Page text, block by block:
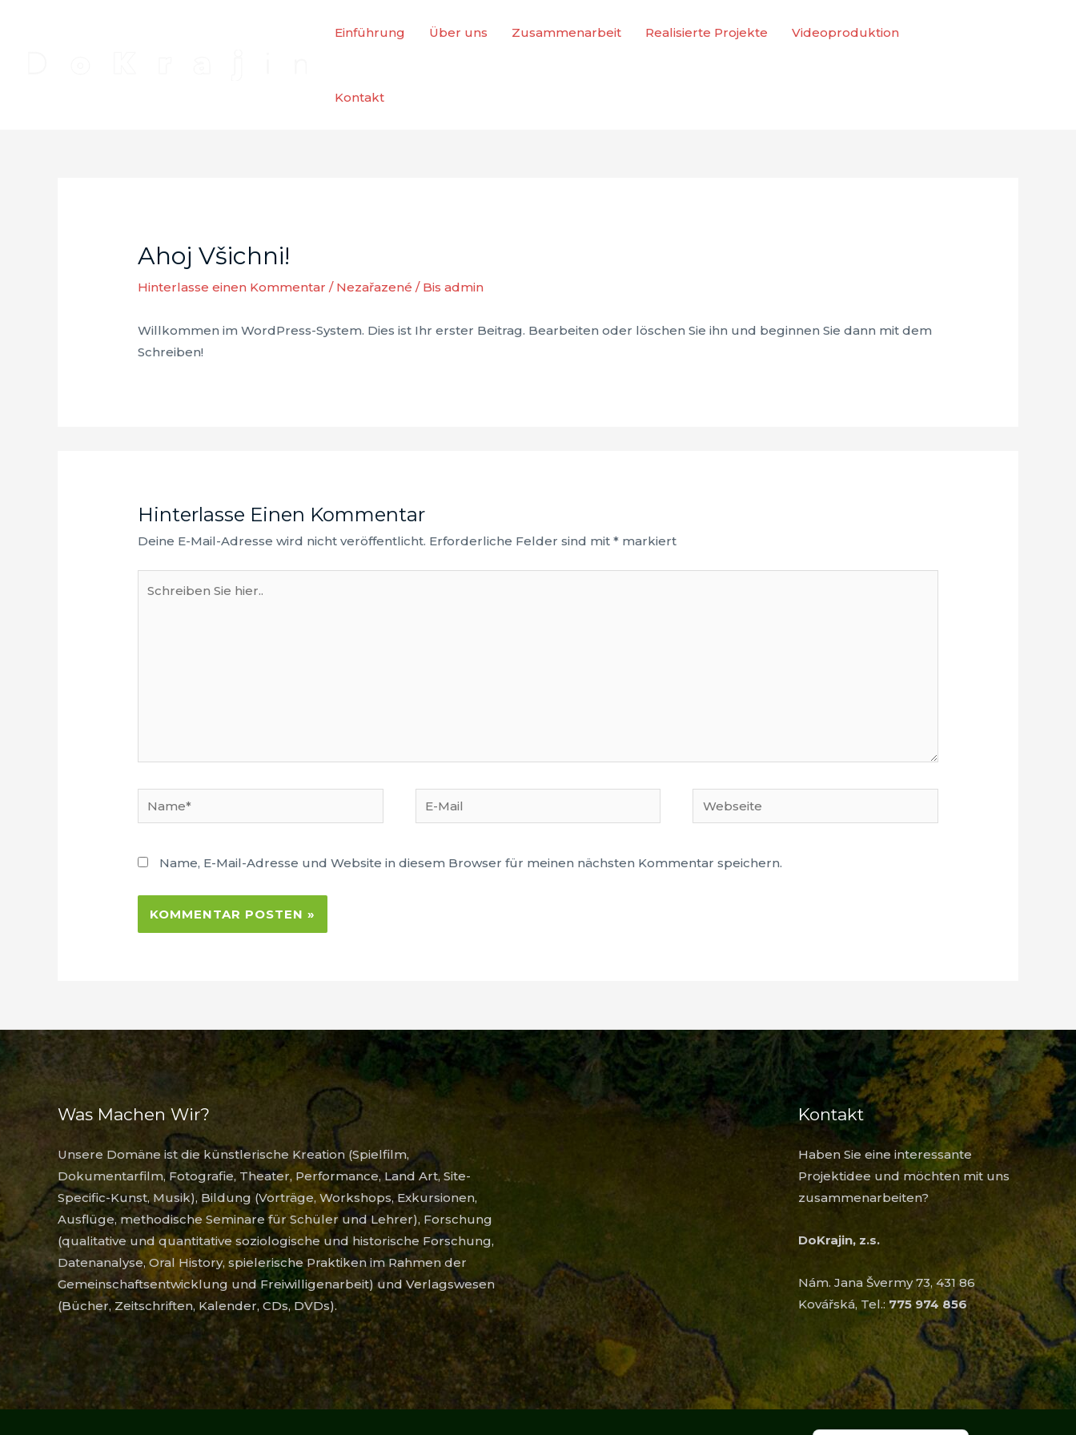
Einführung Über uns Zusammenarbeit Realisierte Projekte Videoproduktion
Kontakt
Ahoj Všichni!
Hinterlasse einen Kommentar / Nezařazené / Bisadmin
Willkommen im WordPress-System. Dies ist Ihr erster Beitrag. Bearbeiten oder löschen Sie ihn und beginnen Sie dann mit dem
Schreiben!
Hinterlasse Einen Kommentar
Deine E-Mail-Adresse wird nicht veröffentlicht. Erforderliche Felder sind mit* markiert
Mail
Webseite
Name, E-Mail-Adresse und Website in diesem Browser für meinen nächsten Kommentar speichern.
Was Machen Wir?
Unsere Domäne ist die künstlerische Kreation (Spielfilm,
Dokumentarfilm, Fotografie, Theater, Performance, Land Art, Site-
Specific-Kunst, Musik), Bildung (Vorträge, Workshops, Exkursionen,
Ausflüge, methodische Seminare für Schüler und Lehrer), Forschung
(qualitative und quantitative soziologische und historische Forschung,
Datenanalyse, Oral History, spielerische Praktiken im Rahmen der
Gemeinschaftsentwicklung und Freiwilligenarbeit) und Verlagswesen
(Bücher, Zeitschriften, Kalender, CDs, DVDs).
Kontakt
Haben Sie eine interessante
Projektidee und möchten mit uns
zusammenarbeiten?
DoKrajin, z.s.
Nám. Jana Švermy 73, 431 86
Kovářská, Tel.: 775 974 856